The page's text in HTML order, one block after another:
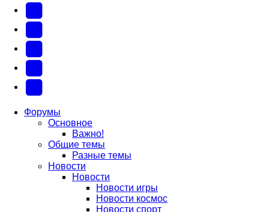
вкладке)
вкладке)
новой
вкладке)
в
новой
вкладке)
(Откроется
новой
вкладке)
Форумы
Основное
Важно!
Общие темы
Разные темы
Новости
Новости
Новости игры
Новости космос
Новости спорт